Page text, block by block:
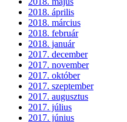
2018. április
2018. március
2018. február
2018. január
2017. december
2017. november
2017. október
2017. szeptember
2017. augusztus
2017. július
2017. június